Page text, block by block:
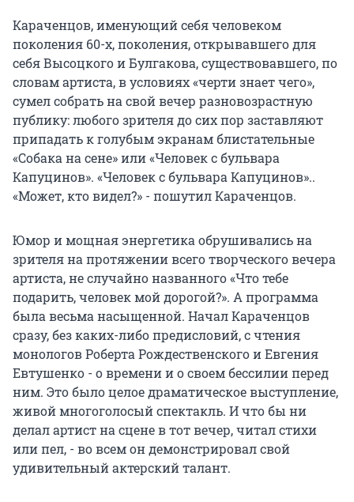
Караченцов, именующий себя человеком
поколения 60-х, поколения, открывавшего для
себя Высоцкого и Булгакова, существовавшего, по
словам артиста, в условиях «черти знает чего»,
сумел собрать на свой вечер разновозрастную
публику: любого зрителя до сих пор заставляют
припадать к голубым экранам блистательные
«Собака на сене» или «Человек с бульвара
Капуцинов». «Человек с бульвара Капуцинов»..
«Может, кто видел?» - пошутил Караченцов.
Юмор и мощная энергетика обрушивались на
зрителя на протяжении всего творческого вечера
артиста, не случайно названного «Что тебе
подарить, человек мой дорогой?». А программа
была весьма насыщенной. Начал Караченцов
сразу, без каких-либо предисловий, с чтения
монологов Роберта Рождественского и Евгения
Евтушенко - о времени и о своем бессилии перед
ним. Это было целое драматическое выступление,
живой многоголосый спектакль. И что бы ни
делал артист на сцене в тот вечер, читал стихи
или пел, - во всем он демонстрировал свой
удивительный актерский талант.